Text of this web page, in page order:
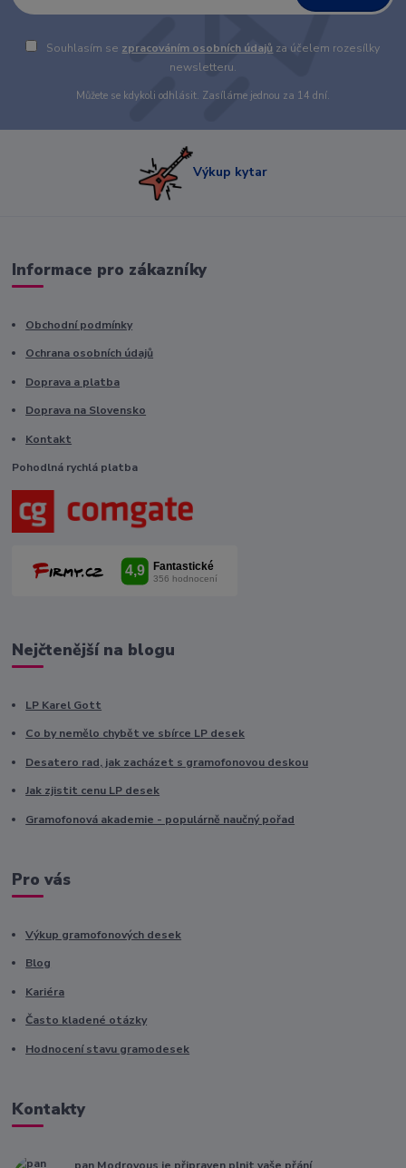
Souhlasím se zpracováním osobních údajů za účelem rozesílky
newsletteru.
Můžete se kdykoli odhlásit. Zasíláme jednou za 14 dní.
Výkup kytar
Informace pro zákazníky
Obchodní podmínky
Ochrana osobních údajů
Doprava a platba
Doprava na Slovensko
Kontakt
Pohodlná rychlá platba
Nejčtenější na blogu
LP Karel Gott
Co by nemělo chybět ve sbírce LP desek
Desatero rad, jak zacházet s gramofonovou deskou
Jak zjistit cenu LP desek
Gramofonová akademie - populárně naučný pořad
Pro vás
Výkup gramofonových desek
Blog
Kariéra
Často kladené otázky
Hodnocení stavu gramodesek
Kontakty